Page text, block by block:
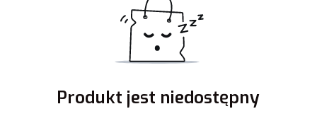
Produkt jest niedostępny